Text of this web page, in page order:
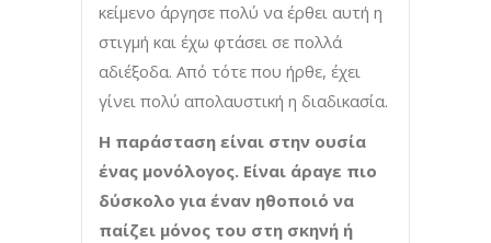
κείμενο άργησε πολύ να έρθει αυτή η
στιγμή και έχω φτάσει σε πολλά
αδιέξοδα. Από τότε που ήρθε, έχει
γίνει πολύ απολαυστική η διαδικασία.
Η παράσταση είναι στην ουσία
ένας μονόλογος. Είναι άραγε πιο
δύσκολο για έναν ηθοποιό να
παίζει μόνος του στη σκηνή ή